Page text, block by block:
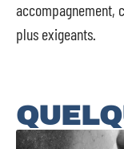
accompagnement,
plus exigeants.